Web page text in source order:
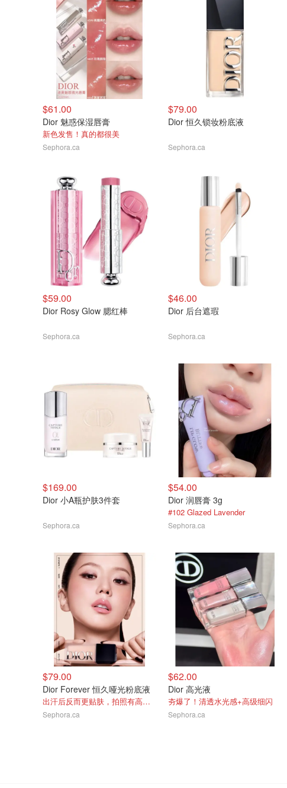
$61.00
Dior 魅惑保湿唇膏
新色发售！真的都很美
Sephora.ca
$79.00
Dior 恒久锁妆粉底液
Sephora.ca
$59.00
Dior Rosy Glow 腮红棒
Sephora.ca
$46.00
Dior 后台遮瑕
Sephora.ca
$169.00
Dior 小A瓶护肤3件套
Sephora.ca
$54.00
Dior 润唇膏 3g
#102 Glazed Lavender
Sephora.ca
$79.00
Dior Forever 恒久哑光粉底液
出汗后反而更贴肤，拍照有高级雾面感
Sephora.ca
$62.00
Dior 高光液
夯爆了！清透水光感+高级细闪
Sephora.ca